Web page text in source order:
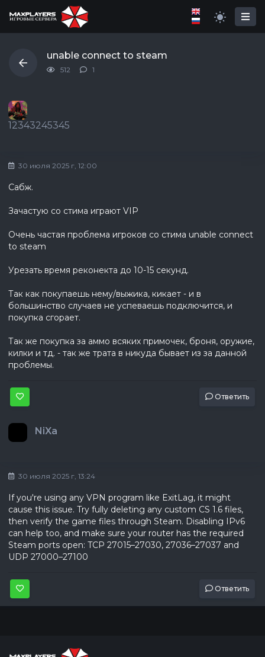
unable connect to steam
512 1
12343245345
30 июля 2025 г, 12:00
Сабж.
Зачастую со стима играют VIP
Очень частая проблема игроков со стима unable connect
to steam
Урезать время реконекта до 10-15 секунд.
Так как покупаешь нему/выжика, кикает - и в
большинство случаев не успеваешь подключится, и
покупка сгорает.
Так же покупка за аммо всяких примочек, броня, оружие,
килки и тд. - так же трата в никуда бывает из за данной
проблемы.
Ответить
NiXa
30 июля 2025 г, 13:24
If you're using any VPN program like ExitLag, it might
cause this issue. Try fully deleting any custom CS 1.6 files,
then verify the game files through Steam. Disabling IPv6
can help too, and make sure your router has the required
Steam ports open: TCP 27015–27030, 27036–27037 and
UDP 27000–27100
Ответить